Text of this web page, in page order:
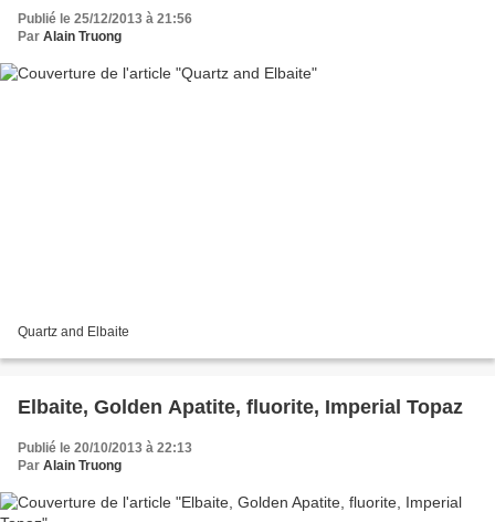
Publié le 25/12/2013 à 21:56
Par Alain Truong
Quartz and Elbaite
Elbaite, Golden Apatite, fluorite, Imperial Topaz
Publié le 20/10/2013 à 22:13
Par Alain Truong